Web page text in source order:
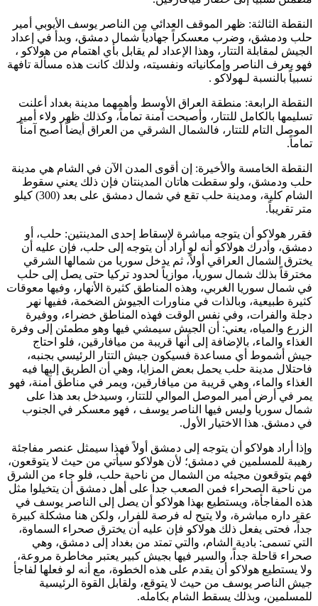
النقطة الثالثة: ظهر الموقف العدائي من الناصر يوسف الأيوبي أمير
حلب ودمشق، وضرب معسكراً جهادياً شمال دمشق، وبدأ في إعداد
الجيش لمقابلة التتار، وهذا الإعداد لم يقابل بأي اهتمام من هولاكو ،
فهو يعرف الناصر وإمكانياته ونفسيته، ولذلك كانت هذه مسألة تافهة
نسبياً بالنسبة لـهولاكو .
النقطة الرابعة: منطقة العراق الأوسط وأهمهما مدينة بغداد أعلنت
تسليمها بالكامل للتتار، وأصبحت آمنة تماماً، وكذلك ظهر ولاء أمير
الموصل التام للتتار، فالشمال الشرقي من العراق أيضاً أصبح آمناً
تماماً.
النقطة الخامسة والأخيرة: إن أقوى المدن الآن في الشام هي مدينة
حلب ودمشق، ولو سقطت هاتان المدينتان فإن ذلك يعني سقوط
الشام كلية، ومدينة حلب تقع في شمال دمشق على بعد (300) كيلو
متر تقريباً.
فقرر هولاكو أن يتوجه مباشرة لإسقاط إحدى المدينتين: حلب، أو
دمشق، وأدرك هولاكو أنه لو أراد أن يتوجه إلى حلب، فإن عليه أن
يخترق الشمال العراقي أولاً، ثم يدخل سوريا من شمالها الشرقي
مخترقاً بذلك شمال سوريا، موازياً لحدود تركيا حتى يصل إلى حلب
في شمال سوريا الغربي، وهذه المناطق كثيرة الأنهار، وفيها معوقات
كثيرة طبيعية، وبالذات في مناورات الجيوش الضخمة، ففيها نهر
دجلة والفرات، وفي نفس الوقت فهذه المناطق خضراء، ووفيرة
الزرع والمياه، يعني: أن الجيش سيمشي فيها وهو مطمئن إلى وفرة
الغذاء والماء، بالإضافة إلى أنها قريبة من ميافارقين، فلو احتاج
جيش أشموط أي مساعدة فسيكون جيش التتار الرئيسي بجنبه،
فاحتلال مدينة حلب يحمل بعض المزايا، وهي أن الطريق إليها فيه
الغذاء والماء، وهي قريبة من ميافارقين، ويمر في مناطق آمنة، فهو
يمر في أرض أمير الموصل الموالي للتتار، وسيدخل بعد هذا على
شمال سوريا وليس فيها الناصر يوسف ، فهو معسكر في الجنوب
في دمشق. هذا الاختيار الأول.
وإذا أراد هولاكو أن يتوجه إلى دمشق أولاً فهذا سيمثل عنصر مفاجئة
رهيبة للمسلمين في دمشق؛ لأن هولاكو سيأتي من حيث لا يتوقعون،
فهم يتوقعون مجيئه من الشمال من ناحية حلب، فلو جاء من الشرق
من ناحية الصحراء فمن الصعب جداً على أهل دمشق أن يتخيلوا مثل
هذه المفاجأة، ويستطيع بهذا هولاكو أن يصل إلى الناصر يوسف في
عقر داره مباشرة، ولا يتيح له فرصة للفرار، ولكن هنا مشكلة كبيرة
جداً، فحتى يفعل ذلك هولاكو فإن عليه أن يخترق صحراء السماوة،
التي تسمى: بادية الشام، والتي تمتد من بغداد إلى دمشق، وهي
صحراء قاحلة جداً، والسير فيها بجيش كبير يعتبر مخاطرة مروعة،
ولا يستطيع هولاكو أن يقدم على هذه الخطوة، مع أنه لو فعلها لفاجأ
جيش الناصر يوسف من حيث لا يتوقع، ولقابل القوة الرئيسية
للمسلمين، وبذلك يسقط الشام بكامله.